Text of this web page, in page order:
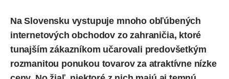
Na Slovensku vystupuje mnoho obľúbených
internetových obchodov zo zahraničia, ktoré
tunajším zákazníkom učarovali predovšetkým
rozmanitou ponukou tovarov za atraktívne nízke